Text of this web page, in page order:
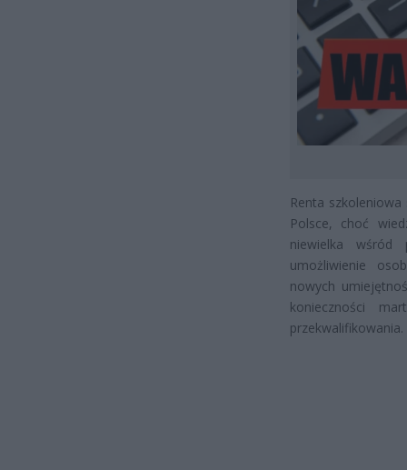
Renta
Polsce, choć
niewielka wśród
umożliwienie
nowych
konieczności
przekwalifikowania.